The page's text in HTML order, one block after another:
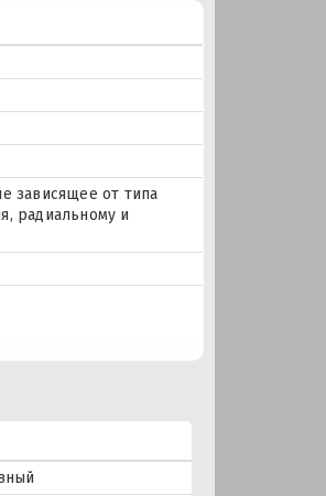
зависящее от типа
радиальному и